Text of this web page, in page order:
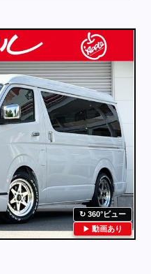
360°ビュー
動画あり